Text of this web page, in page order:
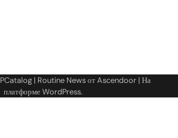
PCatalog | Routine News отAscendoor | На
платформеWordPress.